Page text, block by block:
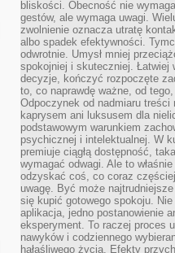
bliskości. Obecność nie
gestów, ale wymaga uwagi.
zwolnienie oznacza utratę
albo spadek efektywności.
odwrotnie. Umysł mniej
spokojniej i skuteczniej. Łatwiej
decyzje, kończyć rozpoczęte
to, co naprawdę ważne, od
Odpoczynek od nadmiaru treści
kaprysem ani luksusem dla
podstawowym warunkiem
psychicznej i intelektualnej. W
premiuje ciągłą dostępność,
wymagać odwagi. Ale to
odzyskać coś, co coraz
uwagę. Być może
się kupić gotowego spokoju.
aplikacja, jedno postanowienie
eksperyment. To raczej proces
nawyków i codziennego
hałaśliwego życia. Efekty